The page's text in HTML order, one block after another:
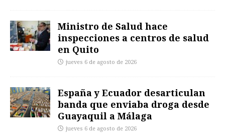
Ministro de Salud hace
inspecciones a centros de salud
en Quito
jueves 6 de agosto de 2026
España y Ecuador desarticulan
banda que enviaba droga desde
Guayaquil a Málaga
jueves 6 de agosto de 2026